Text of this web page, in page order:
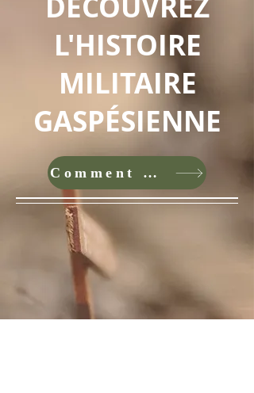
L'HISTOIRE
MILITAIRE
GASPÉSIENNE
Comment nous visiter